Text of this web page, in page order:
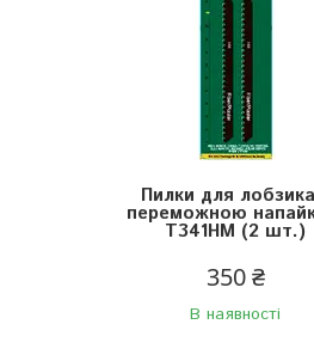
Пилки для
переможною
T341HM (2 шт.)
350 ₴
В наявності